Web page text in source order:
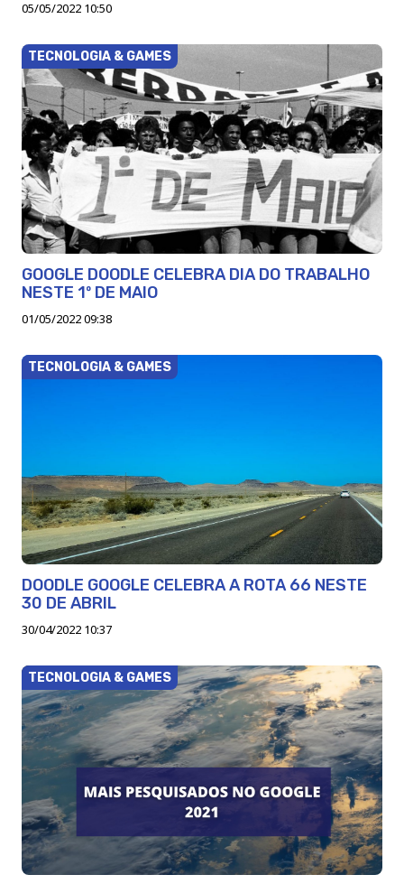
05/05/2022 10:50
TECNOLOGIA & GAMES
GOOGLE DOODLE CELEBRA DIA DO TRABALHO
NESTE 1º DE MAIO
01/05/2022 09:38
TECNOLOGIA & GAMES
DOODLE GOOGLE CELEBRA A ROTA 66 NESTE
30 DE ABRIL
30/04/2022 10:37
TECNOLOGIA & GAMES